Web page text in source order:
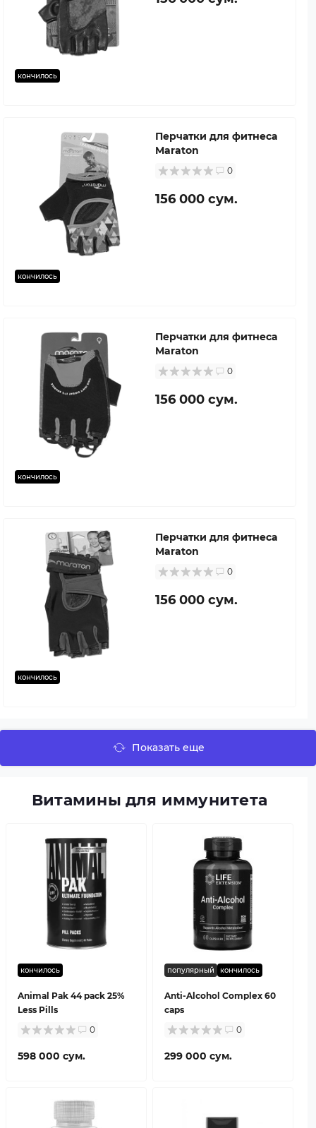
кончилось
кончилось
Перчатки для фитнеса
Maraton
0
156 000 сум.
кончилось
Перчатки для фитнеса
Maraton
0
156 000 сум.
кончилось
Перчатки для фитнеса
Maraton
0
156 000 сум.
Показать еще
Витамины для иммунитета
кончилось
Animal Pak 44 pack 25%
Less Pills
0
598 000 сум.
популярный кончилось
Anti-Alcohol Complex 60
caps
0
299 000 сум.